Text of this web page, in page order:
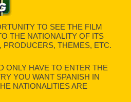
TO SEE THE FILM
THE NATIONALITY OF ITS
PRODUCERS, THEMES, ETC.
ONLY HAVE TO ENTER THE
YOU WANT SPANISH IN
NATIONALITIES ARE